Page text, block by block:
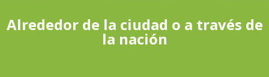
Alrededor de la ciudad o a través de
la nación